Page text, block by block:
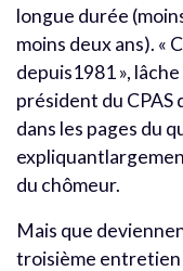
longue durée
moins deux ans). «
depuis1981 »,
président du CPAS
dans les pages du
du chômeur.
Mais que
troisième entretien